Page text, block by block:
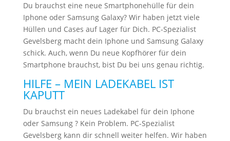
Du brauchst eine neue Smartphonehülle für dein
Iphone oder Samsung Galaxy? Wir haben jetzt viele
Hüllen und Cases auf Lager für Dich. PC-Spezialist
Gevelsberg macht dein Iphone und Samsung Galaxy
schick. Auch, wenn Du neue Kopfhörer für dein
Smartphone brauchst, bist Du bei uns genau richtig.
HILFE – MEIN LADEKABEL IST
KAPUTT
Du brauchst ein neues Ladekabel für dein Iphone
oder Samsung ? Kein Problem. PC-Spezialist
Gevelsberg kann dir schnell weiter helfen. Wir haben